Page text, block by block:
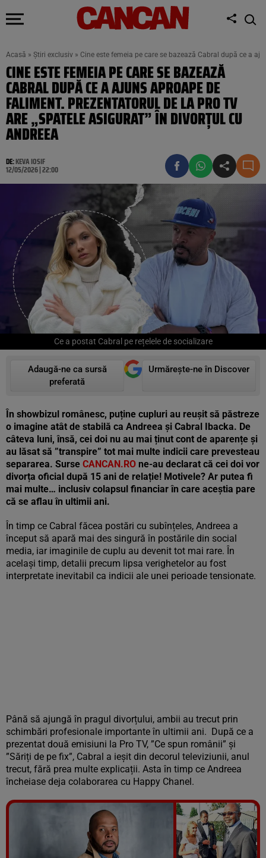
Acasă » Știri exclusiv » Cine este femeia pe care se bazează Cabral după ce a
CINE ESTE FEMEIA PE CARE SE BAZEAZĂ
CABRAL DUPĂ CE A AJUNS APROAPE DE
FALIMENT. PREZENTATORUL DE LA PRO TV
ARE „SPATELE ASIGURAT” ÎN DIVORȚUL CU
ANDREEA
DE:KEVA IOSIF
12/05/2026 | 22:00
Ce a postat Cabral pe rețelele de socializare
Adaugă-ne ca sursă
preferată
Urmărește-ne în Discover
În showbizul românesc, puține cupluri au reușit să păstreze
o imagine atât de stabilă ca Andreea și Cabral Ibacka. De
câteva luni, însă, cei doi nu au mai ținut cont de aparențe și
au lăsat să ”transpire” tot mai multe indicii care prevesteau
separarea. Surse CANCAN.RO ne-au declarat că cei doi vor
divorța oficial după 15 ani de relație! Motivele? Ar putea fi
mai multe… inclusiv colapsul financiar în care aceștia pare
că se aflau în ultimii ani.
În timp ce Cabral făcea postări cu subînțeles, Andreea a
început să apară mai des singură în postările din social
media, iar imaginile de cuplu au devenit tot mai rare. În
același timp, detalii precum lipsa verighetelor au fost
interpretate inevitabil ca indicii ale unei perioade tensionate.
Până să ajungă în pragul divorțului, ambii au trecut prin
schimbări profesionale importante în ultimii ani. După ce a
prezentat două emisiuni la Pro TV, ”Ce spun românii” și
”Săriți de pe fix”, Cabral a ieșit din decorul televiziunii, anul
trecut, fără prea multe explicații. Asta în timp ce Andreea
încheiase deja colaborarea cu Happy Chanel.